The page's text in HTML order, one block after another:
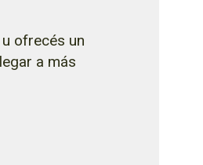
ofrecés un
a más